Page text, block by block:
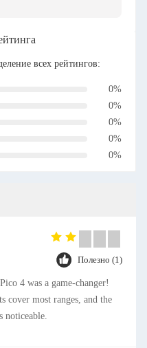
всех рейтингов:
0%
0%
0%
0%
0%
Полезно (1)
4 was a game-changer!
cover most ranges, and the
noticeable.